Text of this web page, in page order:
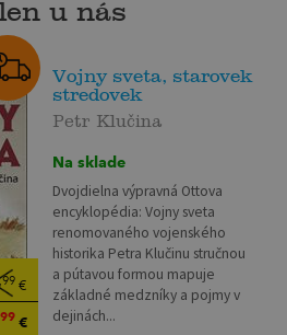
u nás
€
€
Vojny sveta, starovek
stredovek
Petr Klučina
Na sklade
Dvojdielna výpravná Ottova
encyklopédia: Vojny sveta
renomovaného vojenského
historika Petra Klučinu stručnou
a pútavou formou mapuje
základné medzníky a pojmy v
dejinách...